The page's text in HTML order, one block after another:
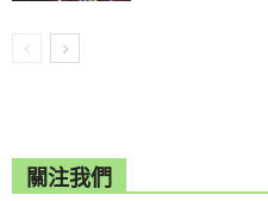
關注我們